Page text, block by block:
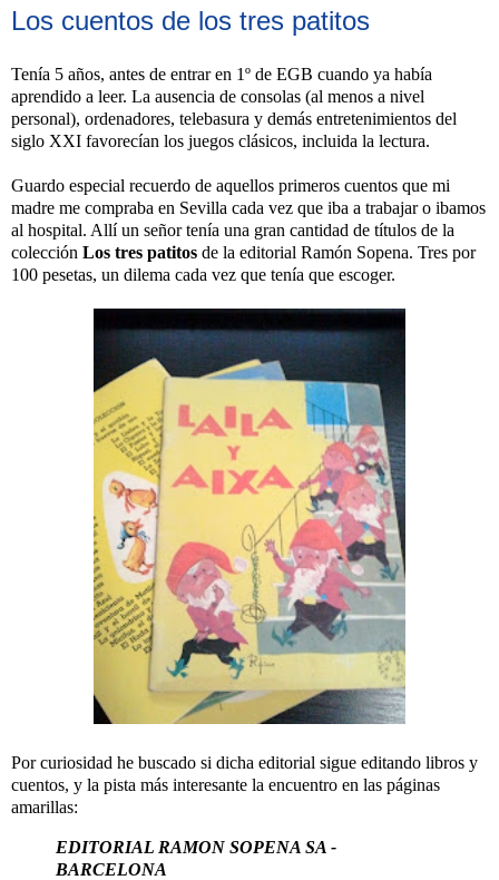
Los cuentos de los tres patitos
Tenía 5 años, antes de entrar en 1º de EGB cuando ya había
aprendido a leer. La ausencia de consolas (al menos a nivel
personal), ordenadores, telebasura y demás entretenimientos del
siglo XXI favorecían los juegos clásicos, incluida la lectura.
Guardo especial recuerdo de aquellos primeros cuentos que mi
madre me compraba en Sevilla cada vez que iba a trabajar o ibamos
al hospital. Allí un señor tenía una gran cantidad de títulos de la
colección Los tres patitos de la editorial Ramón Sopena. Tres por
100 pesetas, un dilema cada vez que tenía que escoger.
Por curiosidad he buscado si dicha editorial sigue editando libros y
cuentos, y la pista más interesante la encuentro en las páginas
amarillas:
EDITORIAL RAMON SOPENA SA -
BARCELONA